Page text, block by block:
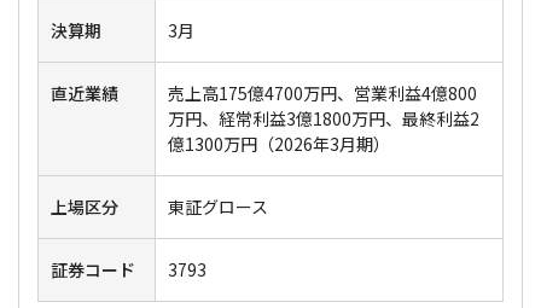
決算期 3月
直近業績
売上高175億4700万円、営業利益4億800
万円、経常利益3億1800万円、最終利益2
億1300万円（2026年3月期）
上場区分 東証グロース
証券コード 3793